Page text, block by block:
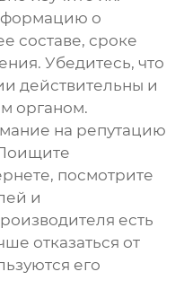
о
составе, сроке
Убедитесь, что
действительны и
органом.
на репутацию
посмотрите
и
есть
отказаться от
его